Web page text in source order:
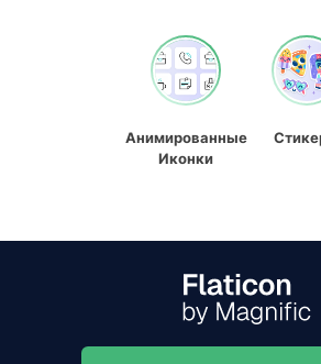
Анимированные
Иконки